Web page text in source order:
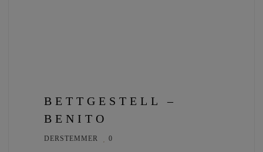
BETTGESTELL –
BENITO
DERSTEMMER 0